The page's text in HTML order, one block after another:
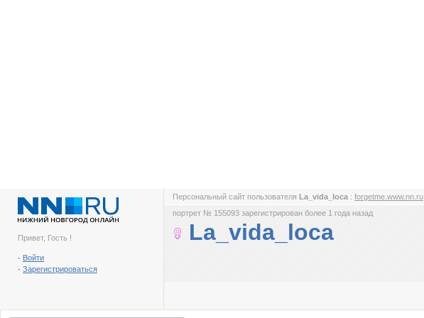
Привет, Гость !
- Войти
- Зарегистрироваться
Персональный сайт пользователя La_vida_loca : forgetme.www.nn.ru
портрет № 155093 зарегистрирован более 1 года назад
La_vida_loca